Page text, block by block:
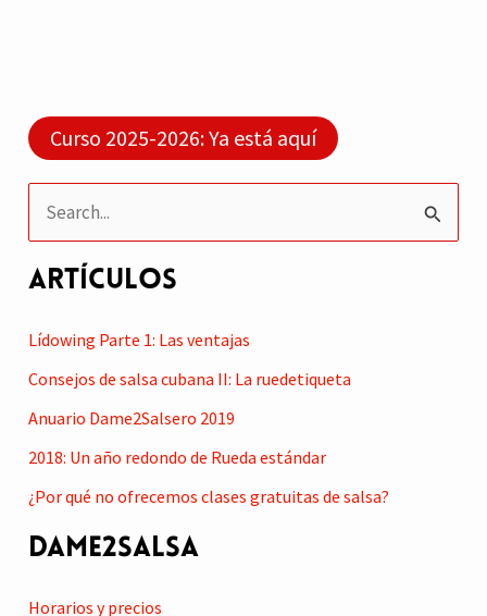
Curso 2025-2026: Ya está aquí
s
r
p
o
r
:
Artículos
Lídowing Parte 1: Las ventajas
Consejos de salsa cubana II: La ruedetiqueta
Anuario Dame2Salsero 2019
2018: Un año redondo de Rueda estándar
¿Por qué no ofrecemos clases gratuitas de salsa?
Dame2Salsa
Horarios y precios